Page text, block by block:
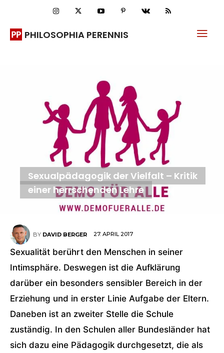
PHILOSOPHIA PERENNIS
Sexualpädagogik der Vielfalt – Kritik
einer herrschenden Lehre
BY DAVID BERGER 27. APRIL 2017
Sexualität berührt den Menschen in seiner
Intimsphäre. Deswegen ist die Aufklärung
darüber ein besonders sensibler Bereich in der
Erziehung und in erster Linie Aufgabe der Eltern.
Daneben ist an zweiter Stelle die Schule
zuständig. In den Schulen aller Bundesländer hat
sich dazu eine Pädagogik durchgesetzt, die als